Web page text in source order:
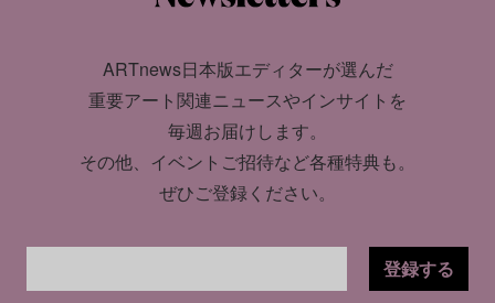
ARTnews日本版エディターが選んだ
重要アート関連ニュースやインサイトを
毎週お届けします。
その他、イベントご招待など各種特典も。
ぜひご登録ください。
登録する